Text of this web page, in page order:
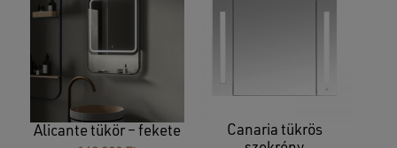
Alicante tükör – fekete
Canaria tükrös